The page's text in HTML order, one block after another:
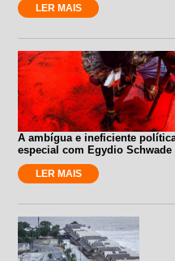
LER MAIS
A ambígua e ineficiente
especial com Egydio Schwade
LER MAIS